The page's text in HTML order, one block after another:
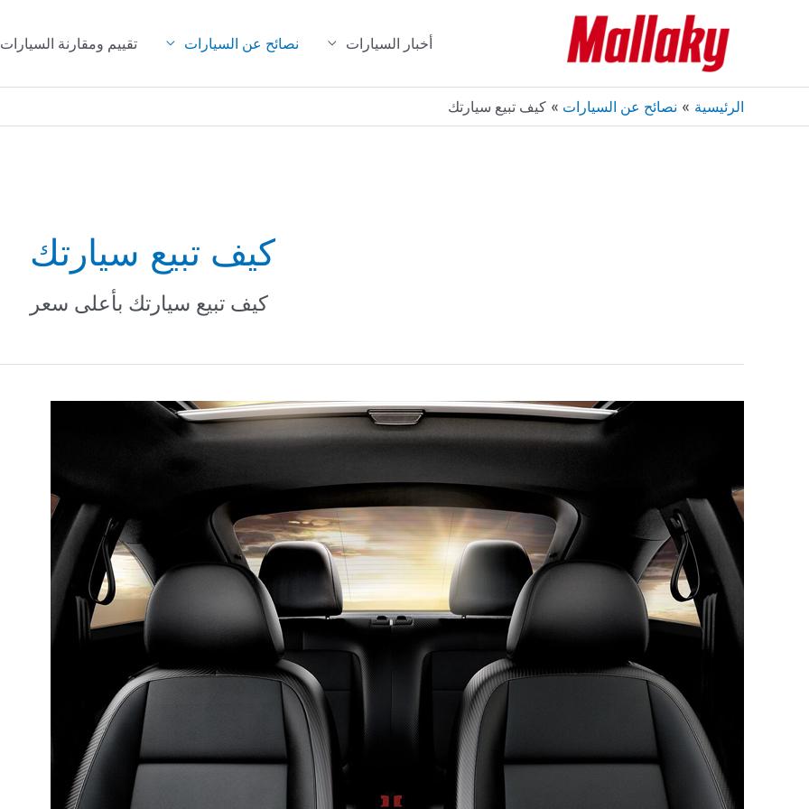
أخبار السيارات نصائح عن السيارات تقييم ومقارنة السيارات
الرئيسية نصائح عن السيارات كيف تبيع سيارتك
كيف تبيع سيارتك
كيف تبيع سيارتك بأعلى سعر